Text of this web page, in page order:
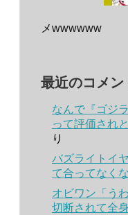
メwwwwww
最近のコメン
なんで『ゴジ
って評価され
り
バズライトイ
て合ってなく
オビワン「う
切断されて全